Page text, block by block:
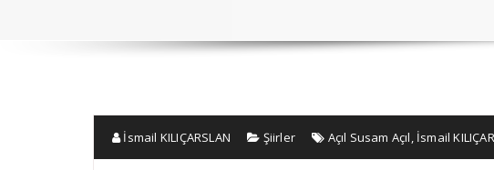
İsmail KILIÇARSLAN Şiirler Açıl Susam Açıl, İsmail